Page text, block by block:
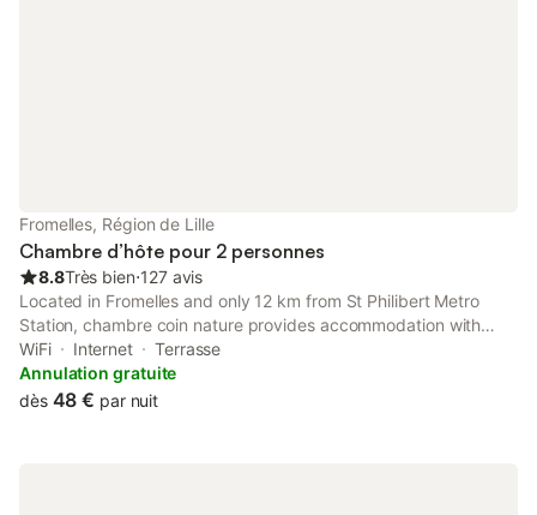
Fromelles, Région de Lille
Chambre d’hôte pour 2 personnes
8.8Très bien⋅127 avis
Located in Fromelles and only 12 km from St Philibert Metro
Station, chambre coin nature provides accommodation with
inner courtyard views, free WiFi and free private parking.
WiFi Internet
Terrasse
Annulation gratuite
dès 48 € par nuit